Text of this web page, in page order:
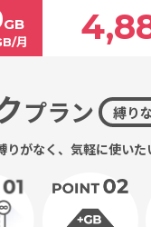
GB
月
プラン 縛り
りがなく、気軽に使いた